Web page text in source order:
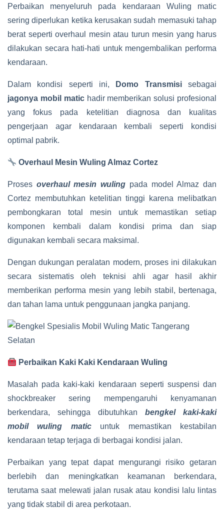
Perbaikan menyeluruh pada kendaraan Wuling matic
sering diperlukan ketika kerusakan sudah memasuki tahap
berat seperti overhaul mesin atau turun mesin yang harus
dilakukan secara hati-hati untuk mengembalikan performa
kendaraan.
Dalam kondisi seperti ini, Domo Transmisisebagai
jagonya mobil matichadir memberikan solusi profesional
yang fokus pada ketelitian diagnosa dan kualitas
pengerjaan agar kendaraan kembali seperti kondisi
optimal pabrik.
Overhaul Mesin Wuling Almaz Cortez
Proses overhaul mesin wuling pada model Almaz dan
Cortez membutuhkan ketelitian tinggi karena melibatkan
pembongkaran total mesin untuk memastikan setiap
komponen kembali dalam kondisi prima dan siap
digunakan kembali secara maksimal.
Dengan dukungan peralatan modern, proses ini dilakukan
secara sistematis oleh teknisi ahli agar hasil akhir
memberikan performa mesin yang lebih stabil, bertenaga,
dan tahan lama untuk penggunaan jangka panjang.
Perbaikan Kaki Kaki Kendaraan Wuling
Masalah pada kaki-kaki kendaraan seperti suspensi dan
shockbreaker sering mempengaruhi kenyamanan
berkendara, sehingga dibutuhkan bengkel kaki-kaki
mobil wuling maticuntuk memastikan kestabilan
kendaraan tetap terjaga di berbagai kondisi jalan.
Perbaikan yang tepat dapat mengurangi risiko getaran
berlebih dan meningkatkan keamanan berkendara,
terutama saat melewati jalan rusak atau kondisi lalu lintas
yang tidak stabil di area perkotaan.